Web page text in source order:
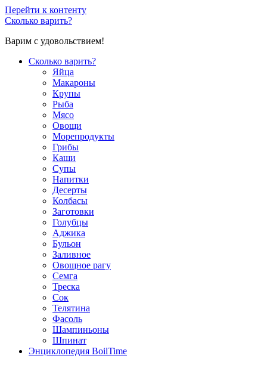
Перейти к контенту
Сколько варить?
Варим с удовольствием!
Сколько варить?
Яйца
Макароны
Крупы
Рыба
Мясо
Овощи
Морепродукты
Грибы
Каши
Супы
Напитки
Десерты
Колбасы
Заготовки
Голубцы
Аджика
Бульон
Заливное
Овощное рагу
Семга
Треска
Сок
Телятина
Фасоль
Шампиньоны
Шпинат
Энциклопедия BoilTime